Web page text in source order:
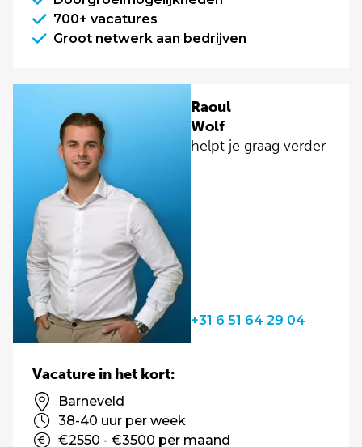
700+ vacatures
Groot netwerk aan bedrijven
Raoul
Wolf
helpt je graag verder
+31 6 51 64 29 04
Vacature in het kort:
Barneveld
38-40 uur per week
€2550 - €3500 per maand